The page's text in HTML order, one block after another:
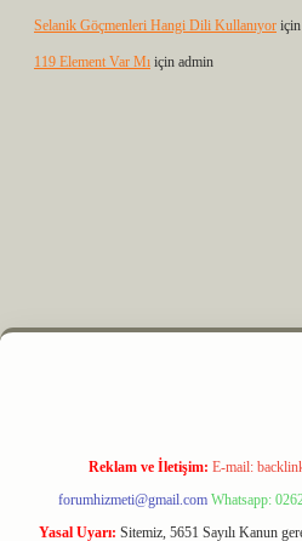
Selanik Göçmenleri Hangi Dili Kullanıyor için
119 Element Var Mı için admin
m elexbet
Reklam ve İletişim: E-mail:
forumhizmeti@gmail.com Whatsapp:
Yasal Uyarı: Sitemiz, 5651 Sayılı Kanun